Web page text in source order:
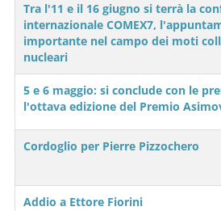
Tra l'11 e il 16 giugno si terrà la
internazionale COMEX7,
importante nel campo dei moti
nucleari
5 e 6 maggio: si conclude con le
l'ottava edizione del Premio
Cordoglio per Pierre Pizzochero
Addio a Ettore Fiorini